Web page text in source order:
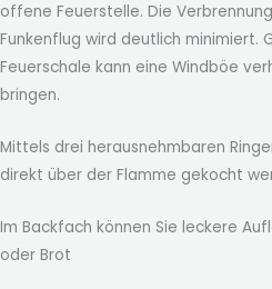
offene Feuerstelle. Die
Funkenflug wird deutlich minimiert.
Feuerschale kann eine Windböe
bringen.
Mittels drei herausnehmbaren
direkt über der Flamme gekocht
Im Backfach können Sie leckere
oder Brot